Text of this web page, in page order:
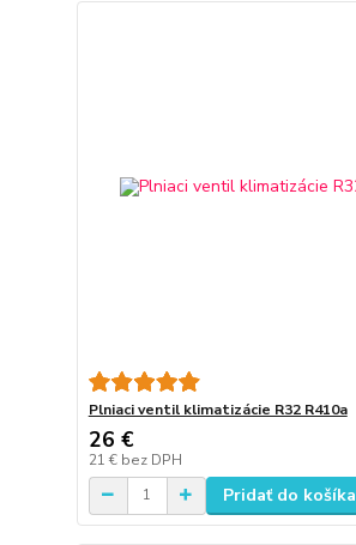
Plniaci ventil klimatizácie R32 R410a
26 €
21 € bez DPH
Pridať do košíka